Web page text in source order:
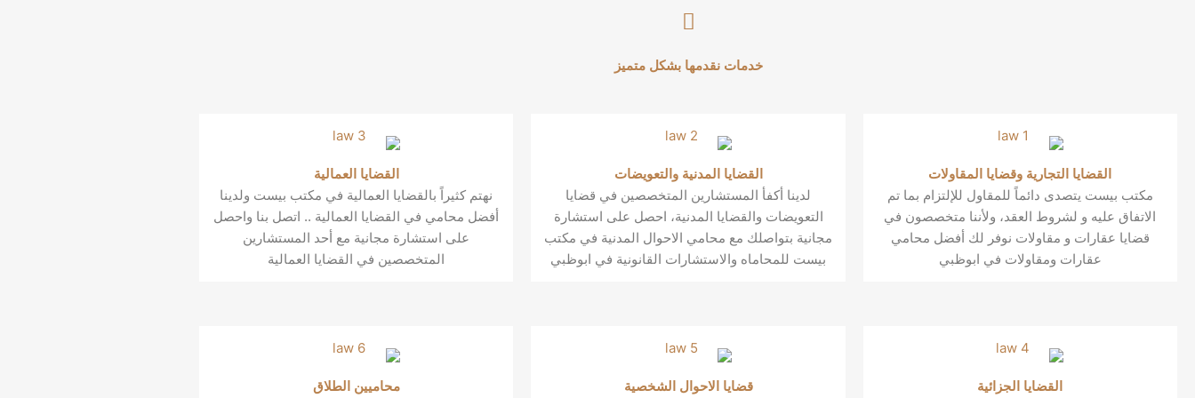
خدمات نقدمها بشكل متميز
القضايا التجارية وقضايا المقاولات
مكتب بيست يتصدى دائماً للمقاول للإلتزام بما تم
الاتفاق عليه و لشروط العقد، ولأننا متخصصون في
قضايا عقارات و مقاولات نوفر لك أفضل محامي
عقارات ومقاولات في ابوظبي
القضايا المدنية والتعويضات
لدينا أكفأ المستشارين المتخصصين في قضايا
التعويضات والقضايا المدنية، احصل على استشارة
مجانية بتواصلك مع محامي الاحوال المدنية في مكتب
بيست للمحاماه والاستشارات القانونية في ابوظبي
القضايا العمالية
نهتم كثيراً بالقضايا العمالية في مكتب بيست ولدينا
أفضل محامي في القضايا العمالية .. اتصل بنا واحصل
على استشارة مجانية مع أحد المستشارين
المتخصصين في القضايا العمالية
القضايا الجزائية قضايا الاحوال الشخصية محاميين الطلاق